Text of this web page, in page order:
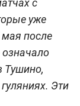
с
уже
после
означало
Тушино,
Эти